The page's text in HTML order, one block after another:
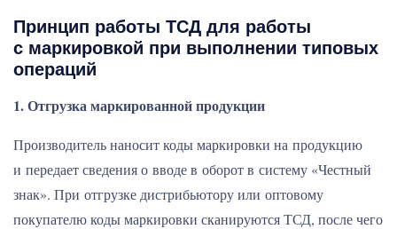
Принцип работы ТСД для работы
с маркировкой при выполнении типовых
операций
1. Отгрузка маркированной продукции
Производитель наносит коды маркировки на продукцию
и передает сведения о вводе в оборот в систему «Честный
знак». При отгрузке дистрибьютору или оптовому
покупателю коды маркировки сканируются ТСД, после чего